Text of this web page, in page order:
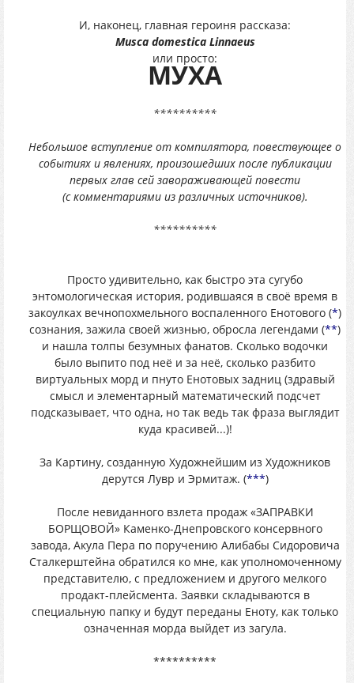
И, наконец, главная героиня рассказа:
Musca domestica Linnaeus
или просто:
МУХА
**********
Небольшое вступление от компилятора, повествующее о
событиях и явлениях, произошедших после публикации
первых глав сей завораживающей повести
(с комментариями из различных источников).
**********
Просто удивительно, как быстро эта сугубо
энтомологическая история, родившаяся в своё время в
закоулках вечнопохмельного воспаленного Енотового (*)
сознания, зажила своей жизнью, обросла легендами (**)
и нашла толпы безумных фанатов. Сколько водочки
было выпито под неё и за неё, сколько разбито
виртуальных морд и пнуто Енотовых задниц (здравый
смысл и элементарный математический подсчет
подсказывает, что одна, но так ведь так фраза выглядит
куда красивей...)!
За Картину, созданную Художнейшим из Художников
дерутся Лувр и Эрмитаж. (***)
После невиданного взлета продаж «ЗАПРАВКИ
БОРЩОВОЙ» Каменко-Днепровского консервного
завода, Акула Пера по поручению Алибабы Сидоровича
Сталкерштейна обратился ко мне, как уполномоченному
представителю, с предложением и другого мелкого
продакт-плейсмента. Заявки складываются в
специальную папку и будут переданы Еноту, как только
означенная морда выйдет из загула.
**********